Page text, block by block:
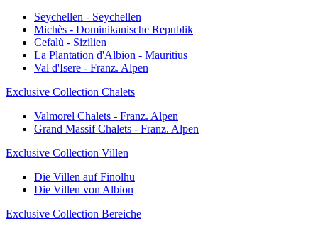
Seychellen - Seychellen
Michès - Dominikanische Republik
Cefalù - Sizilien
La Plantation d'Albion - Mauritius
Val d'Isere - Franz. Alpen
Exclusive Collection Chalets
Valmorel Chalets - Franz. Alpen
Grand Massif Chalets - Franz. Alpen
Exclusive Collection Villen
Die Villen auf Finolhu
Die Villen von Albion
Exclusive Collection Bereiche